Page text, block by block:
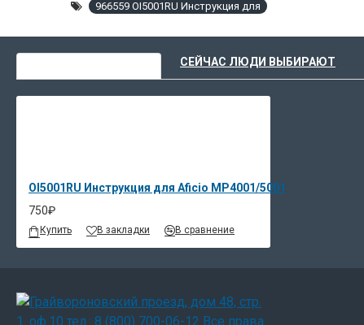
966559 OI5001RU Инструкция для
СЕЙЧАС ЛЮДИ ВЫБИРАЮТ
OI5001RU Инструкция для Aficio MP4001/5001
750₽
Купить В закладки В сравнение